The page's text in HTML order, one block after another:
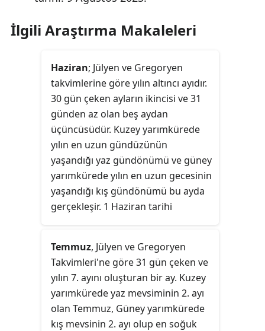
İlgili Araştırma Makaleleri
Haziran; Jülyen ve Gregoryen
takvimlerine göre yılın altıncı ayıdır.
30 gün çeken ayların ikincisi ve 31
günden az olan beş aydan
üçüncüsüdür. Kuzey yarımkürede
yılın en uzun gündüzünün
yaşandığı yaz gündönümü ve güney
yarımkürede yılın en uzun gecesinin
yaşandığı kış gündönümü bu ayda
gerçekleşir. 1 Haziran tarihi
devam edecek olan yaz mevsiminin,
güneyi içinse kış mevsiminin
başlangıcı sayılır.
Temmuz, Jülyen ve Gregoryen
Takvimleri'ne göre 31 gün çeken ve
yılın 7. ayını oluşturan bir ay. Kuzey
yarımkürede yaz mevsiminin 2. ayı
olan Temmuz, Güney yarımkürede
kış mevsinin 2. ayı olup en soğuk